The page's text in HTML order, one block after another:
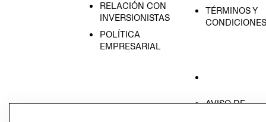
RELACIÓN CON
INVERSIONISTAS
POLÍTICA
EMPRESARIAL
TÉRMINOS Y
CONDICIONES
AVISO DE